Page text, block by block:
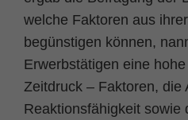
welche Faktoren aus
begünstigen können,
Erwerbstätigen eine
Zeitdruck – Faktoren, die
Reaktionsfähigkeit sowie